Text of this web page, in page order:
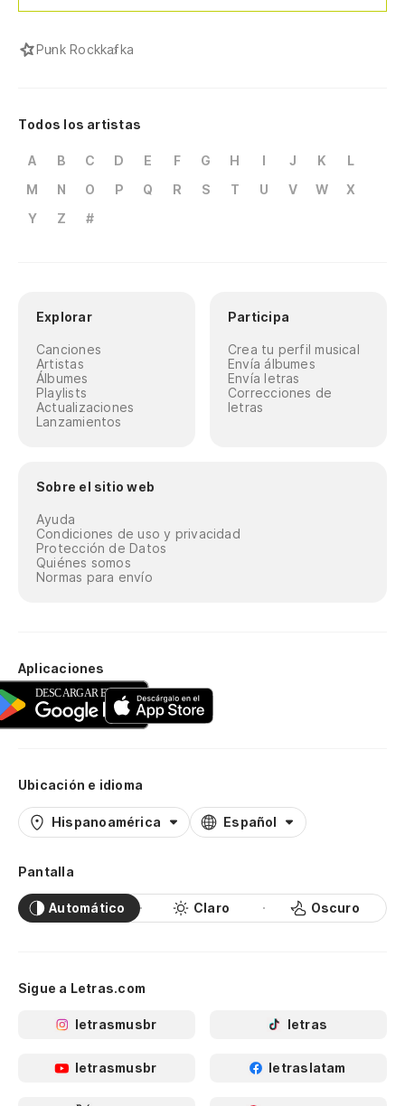
Punk Rockkafka
Todos los artistas
A B C D E F G H I J K
L
M
N O P Q R S T U V W
X
Y
Z #
Explorar
Canciones
Artistas
Álbumes
Playlists
Actualizaciones
Lanzamientos
Participa
Crea tu perfil musical
Envía álbumes
Envía letras
Correcciones de
letras
Sobre el sitio web
Ayuda
Condiciones de uso y privacidad
Protección de Datos
Quiénes somos
Normas para envío
Aplicaciones
Ubicación e idioma
Hispanoamérica Español
Pantalla
Automático Claro Oscuro
Sigue a Letras.com
letrasmusbr letras
letrasmusbr letraslatam